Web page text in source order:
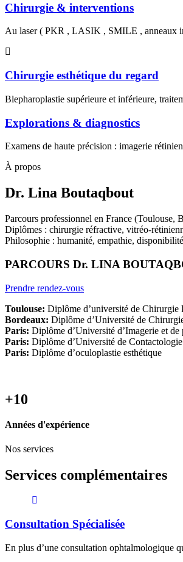
Chirurgie & interventions
Au laser ( PKR , LASIK , SMILE , anneaux
Chirurgie esthétique du regard
Blepharoplastie supérieure et inférieure,
Explorations & diagnostics
Examens de haute précision : imagerie
À propos
Dr. Lina Boutaqbout
Parcours professionnel en France (Toulouse,
Diplômes : chirurgie réfractive, vitréo-
Philosophie : humanité, empathie,
PARCOURS Dr. LINA
Prendre rendez-vous
Toulouse: Diplôme d’université de Chirurgie
Bordeaux: Diplôme d’Université de
Paris: Diplôme d’Université d’Imagerie et
Paris: Diplôme d’Université de
Paris: Diplôme d’oculoplastie esthétique
+10
Années d'expérience
Nos services
Services complémentaires
Consultation Spécialisée
En plus d’une consultation ophtalmologique